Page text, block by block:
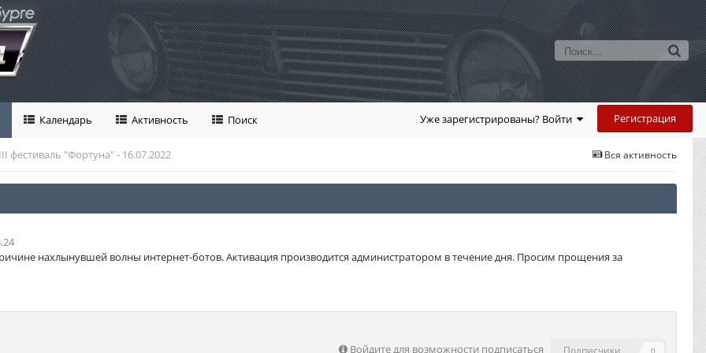
Уже зарегистрированы? Войти Регистрация
Календарь Активность Поиск
Вся активность
фестиваль "Фортуна" - 16.07.2022
нахлынувшей волны интернет-ботов. Активация производится администратором в течение дня. Просим прощения за
Войдите для возможности подписаться Подписчики 0